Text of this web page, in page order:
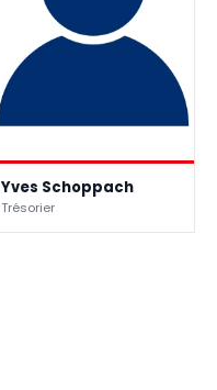
Yves Schoppach
Trésorier